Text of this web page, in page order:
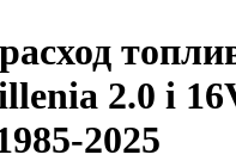
2.0 i
2025